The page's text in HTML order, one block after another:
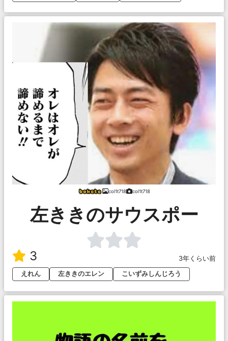
col1t718 col1t718
左ききのサウスポー
3
3年くらい前
えれん
左ききのエレン こいずみしんじろう